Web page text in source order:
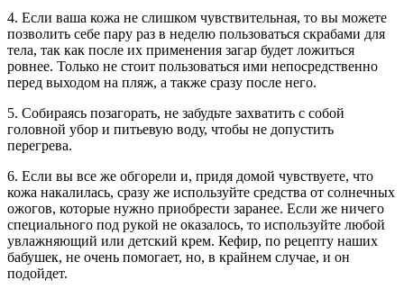
4. Если ваша кожа не слишком чувствительная, то вы можете
позволить себе пару раз в неделю пользоваться скрабами для
тела, так как после их применения загар будет ложиться
ровнее. Только не стоит пользоваться ими непосредственно
перед выходом на пляж, а также сразу после него.
5. Собираясь позагорать, не забудьте захватить с собой
головной убор и питьевую воду, чтобы не допустить
перегрева.
6. Если вы все же обгорели и, придя домой чувствуете, что
кожа накалилась, сразу же используйте средства от солнечных
ожогов, которые нужно приобрести заранее. Если же ничего
специального под рукой не оказалось, то используйте любой
увлажняющий или детский крем. Кефир, по рецепту наших
бабушек, не очень помогает, но, в крайнем случае, и он
подойдет.